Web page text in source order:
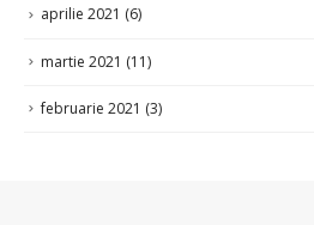
aprilie 2021 (6)
martie 2021 (11)
februarie 2021 (3)